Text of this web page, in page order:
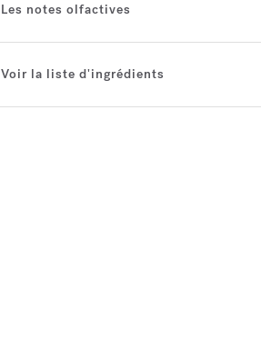
Les notes olfactives
Voir la liste d'ingrédients